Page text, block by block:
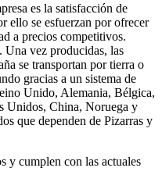
es la satisfacción de
ello se esfuerzan por ofrecer
a precios competitivos.
Una vez producidas, las
se transportan por tierra o
gracias a un sistema de
Unido, Alemania, Bélgica,
Unidos, China, Noruega y
que dependen de Pizarras y
y cumplen con las actuales